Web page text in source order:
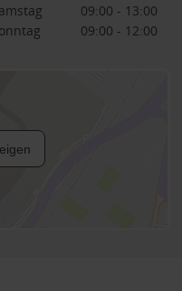
09:00 - 13:00
09:00 - 12:00